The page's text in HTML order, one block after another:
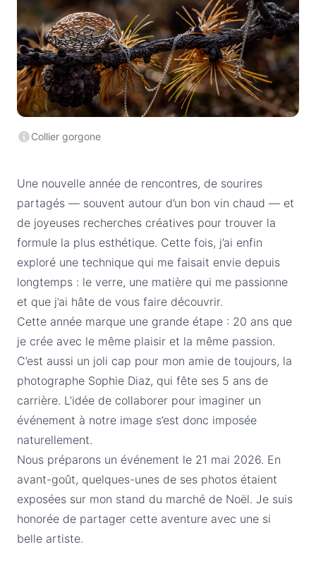
Collier gorgone
Une nouvelle année de rencontres, de sourires
partagés — souvent autour d’un bon vin chaud — et
de joyeuses recherches créatives pour trouver la
formule la plus esthétique. Cette fois, j’ai enfin
exploré une technique qui me faisait envie depuis
longtemps : le verre, une matière qui me passionne
et que j’ai hâte de vous faire découvrir.
Cette année marque une grande étape : 20 ans que
je crée avec le même plaisir et la même passion.
C’est aussi un joli cap pour mon amie de toujours, la
photographe Sophie Diaz, qui fête ses 5 ans de
carrière. L’idée de collaborer pour imaginer un
événement à notre image s’est donc imposée
naturellement.
Nous préparons un événement le 21 mai 2026. En
avant-goût, quelques-unes de ses photos étaient
exposées sur mon stand du marché de Noël. Je suis
honorée de partager cette aventure avec une si
belle artiste.